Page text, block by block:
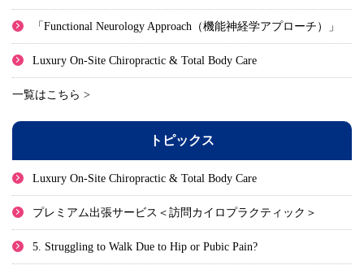
「Functional Neurology Approach（機能神経学アプローチ）」
Luxury On-Site Chiropractic & Total Body Care
一覧はこちら >
トピックス
Luxury On-Site Chiropractic & Total Body Care
プレミアム出張サービス＜訪問カイロプラクティック＞
5. Struggling to Walk Due to Hip or Pubic Pain?